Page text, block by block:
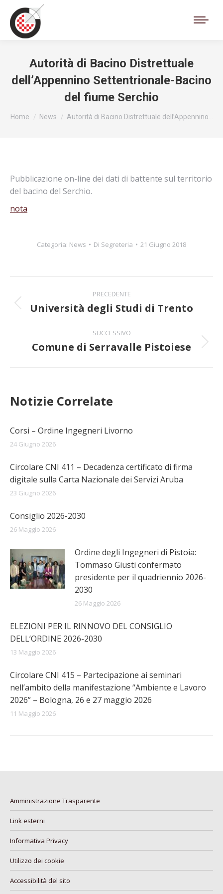
Autorità di Bacino Distrettuale
dell’Appennino Settentrionale-Bacino
del fiume Serchio
Tu sei qui:
Home News Autorità di Bacino Distrettuale dell’Appennino…
Pubblicazione on-line dei dati di battente sul territorio
del bacino del Serchio.
nota
Categoria: News Di Segreteria 21 Giugno 2018
tra
post
PRECEDENTE
Post
Università degli Studi di Trento
SUCCESSIVO
Prossimo
Comune di Serravalle Pistoiese
Notizie Correlate
Corsi – Ordine Ingegneri Livorno
24 Giugno 2026
Circolare CNI 411 – Decadenza certificato di firma
digitale sulla Carta Nazionale dei Servizi Aruba
23 Giugno 2026
Consiglio 2026-2030
26 Maggio 2026
Ordine degli Ingegneri di Pistoia:
Tommaso Giusti confermato
presidente per il quadriennio 2026-
2030
26 Maggio 2026
ELEZIONI PER IL RINNOVO DEL CONSIGLIO
DELL’ORDINE 2026-2030
13 Maggio 2026
Circolare CNI 415 – Partecipazione ai seminari
nell’ambito della manifestazione “Ambiente e Lavoro
2026” – Bologna, 26 e 27 maggio 2026
11 Maggio 2026
Amministrazione Trasparente
Link esterni
Informativa Privacy
Utilizzo dei cookie
Accessibilità del sito